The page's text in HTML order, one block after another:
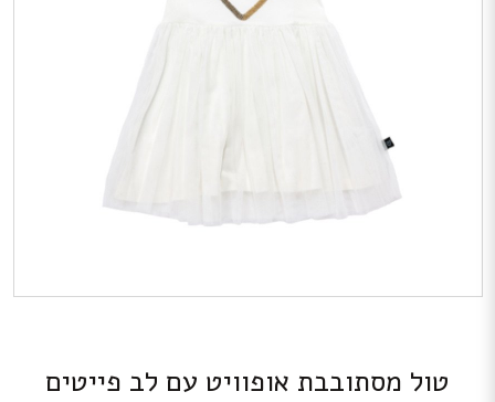
טול מסתובבת אופוויט עם לב פייטים